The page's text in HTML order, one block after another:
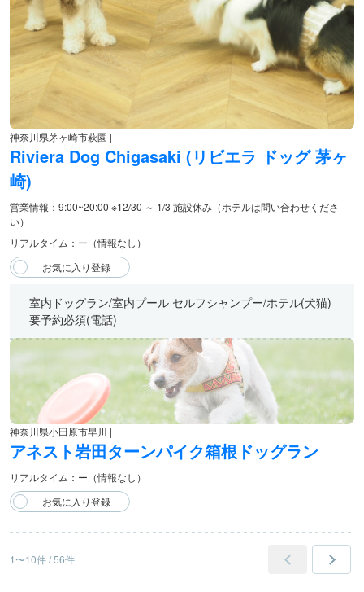
神奈川県茅ヶ崎市萩園 |
Riviera Dog Chigasaki (リビエラ ドッグ 茅ヶ
崎)
営業情報：9:00~20:00 ※12/30 ～ 1/3 施設休み（ホテルは問い合わせくださ
い）
リアルタイム：ー（情報なし）
室内ドッグラン/室内プール セルフシャンプー/ホテル(犬猫)
要予約必須(電話)
神奈川県小田原市早川 |
アネスト岩田ターンパイク箱根ドッグラン
リアルタイム：ー（情報なし）
1〜10件 / 56件